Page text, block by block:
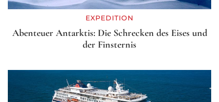
EXPEDITION
Abenteuer Antarktis: Die Schrecken des Eises und
der Finsternis